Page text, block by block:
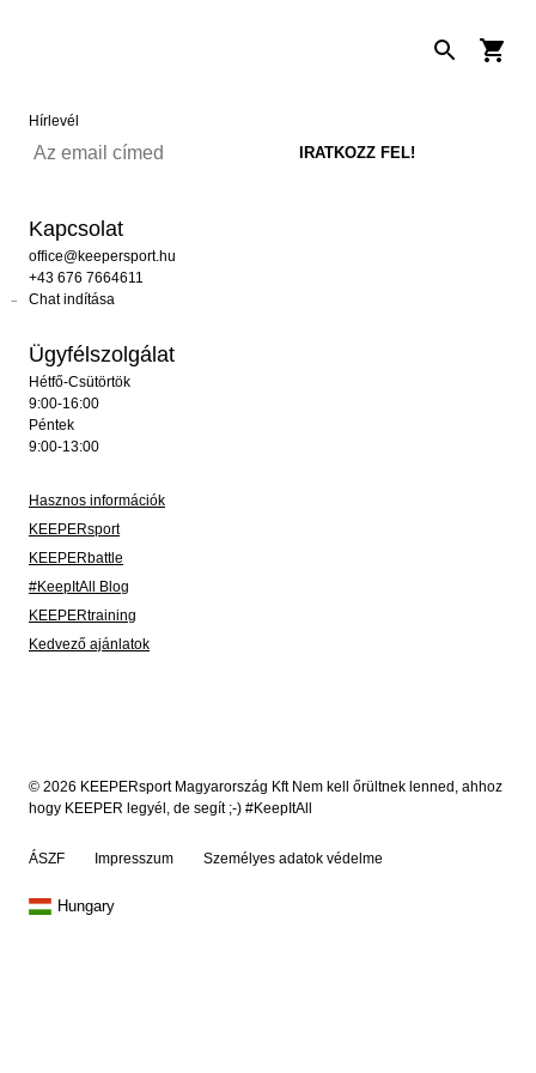
Hírlevél
Kapcsolat
office@keepersport.hu
+43 676 7664611
Chat indítása
Ügyfélszolgálat
Hétfő-Csütörtök
9:00-16:00
Péntek
9:00-13:00
Hasznos információk
KEEPERsport
KEEPERbattle
#KeepItAll Blog
KEEPERtraining
Kedvező ajánlatok
© 2026 KEEPERsport Magyarország Kft Nem kell őrültnek lenned, ahhoz
hogy KEEPER legyél, de segít ;-) #KeepItAll
ÁSZF Impresszum Személyes adatok védelme
Hungary